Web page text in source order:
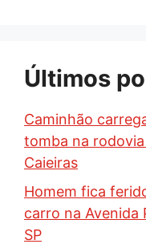
Últimos
Caminhão
tomba na
Caieiras
Homem fica
carro na Avenida
SP